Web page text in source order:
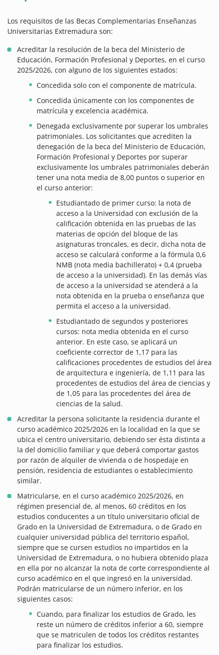
Los requisitos de las Becas Complementarias Enseñanzas
Universitarias Extremadura son:
Acreditar la resolución de la beca del Ministerio de
Educación, Formación Profesional y Deportes, en el curso
2025/2026, con alguno de los siguientes estados:
Concedida solo con el componente de matrícula.
Concedida únicamente con los componentes de
matrícula y excelencia académica.
Denegada exclusivamente por superar los umbrales
patrimoniales. Los solicitantes que acrediten la
denegación de la beca del Ministerio de Educación,
Formación Profesional y Deportes por superar
exclusivamente los umbrales patrimoniales deberán
tener una nota media de 8,00 puntos o superior en
el curso anterior:
Estudiantado de primer curso: la nota de
acceso a la Universidad con exclusión de la
calificación obtenida en las pruebas de las
materias de opción del bloque de las
asignaturas troncales, es decir, dicha nota de
acceso se calculará conforme a la fórmula 0,6
NMB (nota media bachillerato) + 0,4 (prueba
de acceso a la universidad). En las demás vías
de acceso a la universidad se atenderá a la
nota obtenida en la prueba o enseñanza que
permita el acceso a la universidad.
Estudiantado de segundos y posteriores
cursos: nota media obtenida en el curso
anterior. En este caso, se aplicará un
coeficiente corrector de 1,17 para las
calificaciones procedentes de estudios del área
de arquitectura e ingeniería, de 1,11 para las
procedentes de estudios del área de ciencias y
de 1,05 para las procedentes del área de
ciencias de la salud.
Acreditar la persona solicitante la residencia durante el
curso académico 2025/2026 en la localidad en la que se
ubica el centro universitario, debiendo ser ésta distinta a
la del domicilio familiar y que deberá comportar gastos
por razón de alquiler de vivienda o de hospedaje en
pensión, residencia de estudiantes o establecimiento
similar.
Matricularse, en el curso académico 2025/2026, en
régimen presencial de, al menos, 60 créditos en los
estudios conducentes a un título universitario oficial de
Grado en la Universidad de Extremadura, o de Grado en
cualquier universidad pública del territorio español,
siempre que se cursen estudios no impartidos en la
Universidad de Extremadura, o no hubiera obtenido plaza
en ella por no alcanzar la nota de corte correspondiente al
curso académico en el que ingresó en la universidad.
Podrán matricularse de un número inferior, en los
siguientes casos:
Cuando, para finalizar los estudios de Grado, les
reste un número de créditos inferior a 60, siempre
que se matriculen de todos los créditos restantes
para finalizar los estudios.